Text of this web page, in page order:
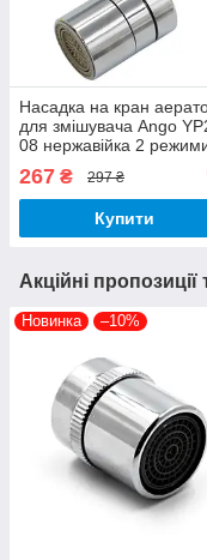
Насадка на кран
для змішувача Ango
08 нержавійка 2
267 ₴ 297 ₴
Купити
Акційні
Новинка –10%